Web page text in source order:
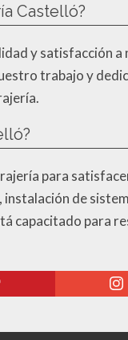
Castelló?
y satisfacción
trabajo y
para
de
capacitado para